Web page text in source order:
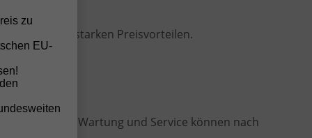
besonders starken Preisvorteilen.
Wartung und Service können nach
zu
EU-